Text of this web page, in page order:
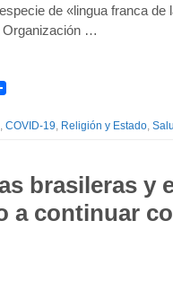
de «lingua franca de
Organización …
, COVID-19, Religión y Estado,
brasileras y
a continuar